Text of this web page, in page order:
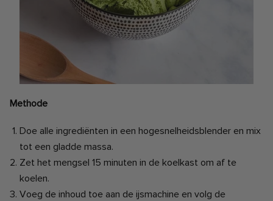
Methode
Doe alle ingrediënten in een hogesnelheidsblender en mix
tot een gladde massa.
Zet het mengsel 15 minuten in de koelkast om af te
koelen.
Voeg de inhoud toe aan de ijsmachine en volg de